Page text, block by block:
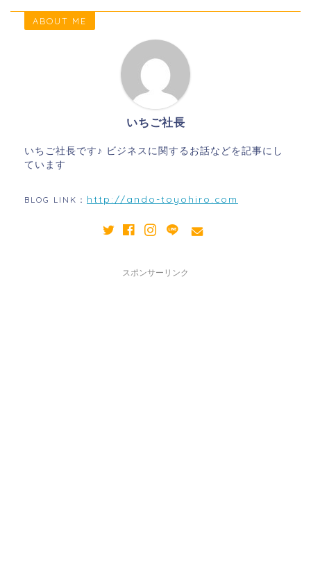
ABOUT ME
いちご社長
いちご社長です♪ ビジネスに関するお話などを記事にし
ています
BLOG LINK： http://ando-toyohiro.com
スポンサーリンク